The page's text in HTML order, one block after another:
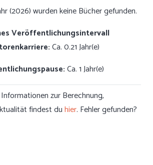
(2026) wurden keine Bücher gefunden.
Veröffentlichungsintervall
Ca. 0.21 Jahr(e)
Ca. 1 Jahr(e)
zur Berechnung,
findest duhier. Fehler gefunden?